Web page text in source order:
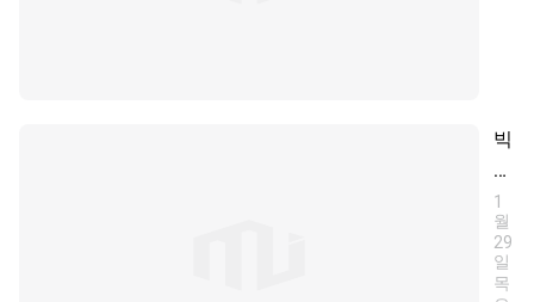
빅
스
지
수
의
기
1
월
29
일
목